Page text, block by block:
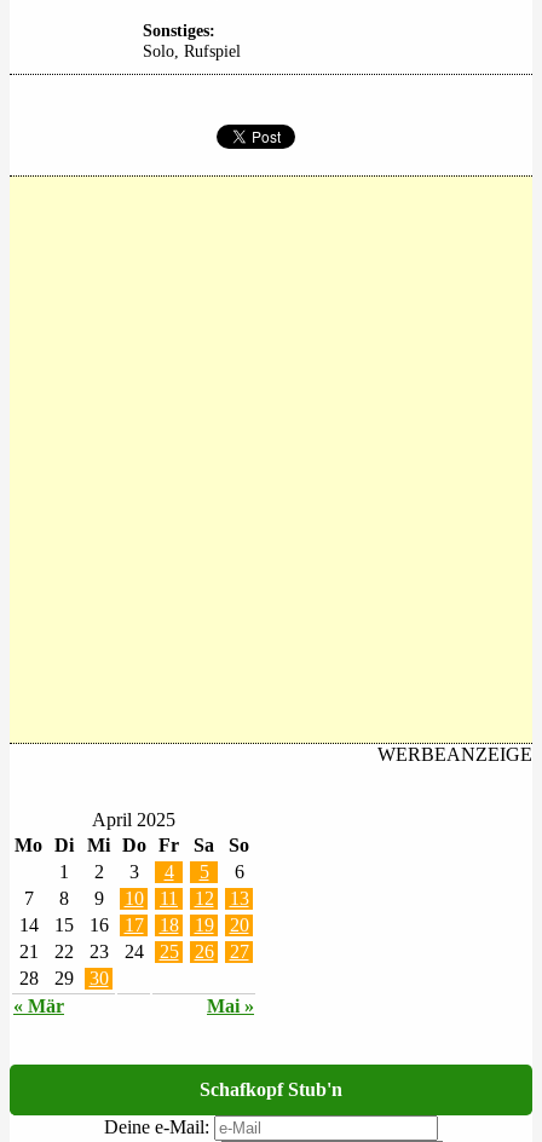
Sonstiges:
Solo, Rufspiel
WERBEANZEIGE
April 2025
Mo Di Mi Do Fr Sa So
« Mär Mai »
1 2 3 4 5
6
7
8 9 10 11 12
13
14
15 16 17 18 19
20
21
22 23 24 25 26
27
28
29 30
Schafkopf Stub'n
Deine e-Mail: